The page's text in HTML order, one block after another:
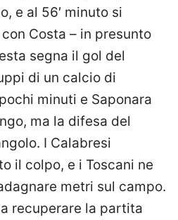
e al 56′ minuto si
Costa – in presunto
segna il gol del
di un calcio di
minuti e Saponara
ma la difesa del
I Calabresi
il colpo, e i Toscani ne
metri sul campo.
recuperare la partita